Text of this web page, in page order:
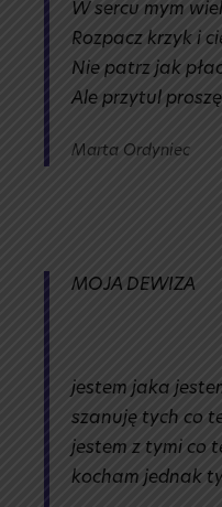
W sercu mym
Rozpacz krzyk i
Nie patrz jak
Ale przytul
Marta Ordyniec
MOJA DEWIZA
jestem jaka
szanuję tych co
jestem z tymi co
kocham jednak